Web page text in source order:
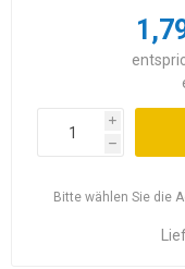
i
h
Bitte wählen Sie die